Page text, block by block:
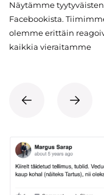
Näytämme
Facebookista.
olemme erittäin
kaikkia vieraitamme